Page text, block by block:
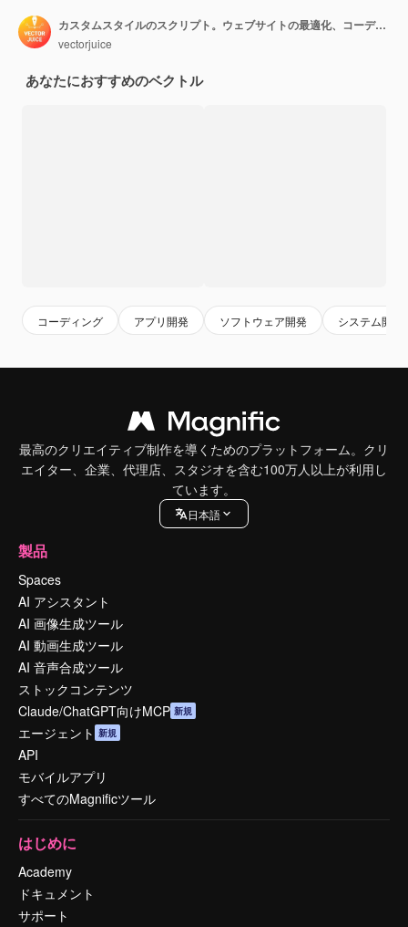
カスタムスタイルのスクリプト。ウェブサイトの最適化、コーディング、ソフトウェア開発。 JavaScript、CSSコードを追加して、働く女性プログラマーの漫画のキャラクター。ベクトル分離概念比喩イラスト
vectorjuice
あなたにおすすめのベクトル
コーディング アプリ開発 ソフトウェア開発 システム開発
最高のクリエイティブ制作を導くためのプラットフォーム。クリ
エイター、企業、代理店、スタジオを含む100万人以上が利用し
ています。
日本語
製品
Spaces
AI アシスタント
AI 画像生成ツール
AI 動画生成ツール
AI 音声合成ツール
ストックコンテンツ
Claude/ChatGPT向けMCP 新規
エージェント 新規
API
モバイルアプリ
すべてのMagnificツール
はじめに
Academy
ドキュメント
サポート